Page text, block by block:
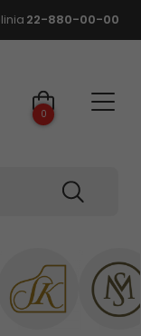
22-880-00-00
0